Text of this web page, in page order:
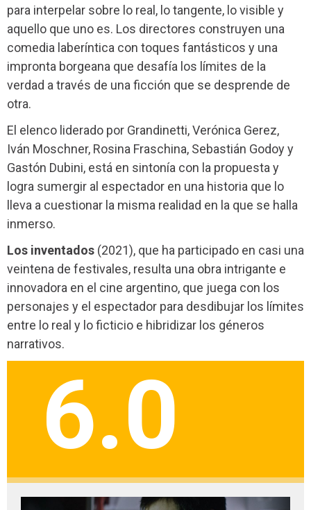
para interpelar sobre lo real, lo tangente, lo visible y
aquello que uno es. Los directores construyen una
comedia laberíntica con toques fantásticos y una
impronta borgeana que desafía los límites de la
verdad a través de una ficción que se desprende de
otra.
El elenco liderado por Grandinetti, Verónica Gerez,
Iván Moschner, Rosina Fraschina, Sebastián Godoy y
Gastón Dubini, está en sintonía con la propuesta y
logra sumergir al espectador en una historia que lo
lleva a cuestionar la misma realidad en la que se halla
inmerso.
Los inventados (2021), que ha participado en casi una
veintena de festivales, resulta una obra intrigante e
innovadora en el cine argentino, que juega con los
personajes y el espectador para desdibujar los límites
entre lo real y lo ficticio e hibridizar los géneros
narrativos.
6.0